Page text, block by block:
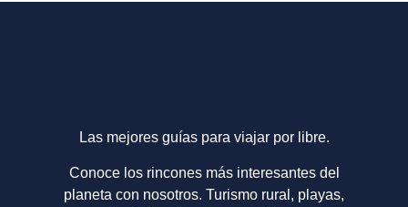
Las mejores guías para viajar por libre.
Conoce los rincones más interesantes del
planeta con nosotros. Turismo rural, playas,